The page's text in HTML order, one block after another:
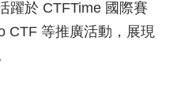
躍於 CTFTime 國際賽
CTF 等推廣活動，展現